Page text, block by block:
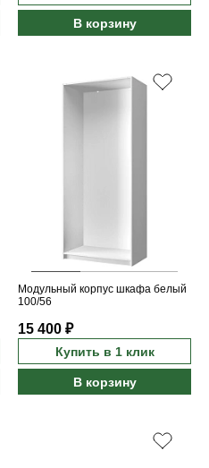
В корзину
Модульный корпус шкафа белый
100/56
15 400 ₽
Купить в 1 клик
В корзину